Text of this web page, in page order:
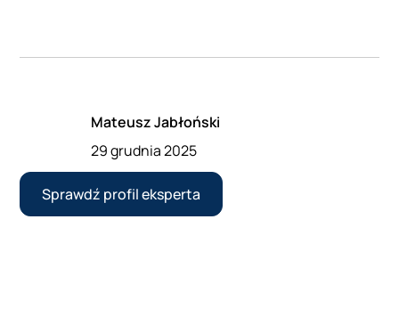
Mateusz Jabłoński
29 grudnia 2025
Sprawdź profil eksperta